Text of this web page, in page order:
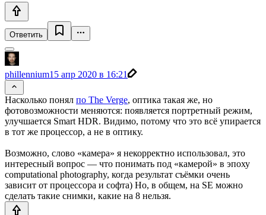
Ответить
phillennium15 апр 2020 в 16:21
Насколько понял по The Verge, оптика такая же, но
фотовозможности меняются: появляется портретный режим,
улучшается Smart HDR. Видимо, потому что это всё упирается
в тот же процессор, а не в оптику.
Возможно, слово «камера» я некорректно использовал, это
интересный вопрос — что понимать под «камерой» в эпоху
computational photography, когда результат съёмки очень
зависит от процессора и софта) Но, в общем, на SE можно
сделать такие снимки, какие на 8 нельзя.